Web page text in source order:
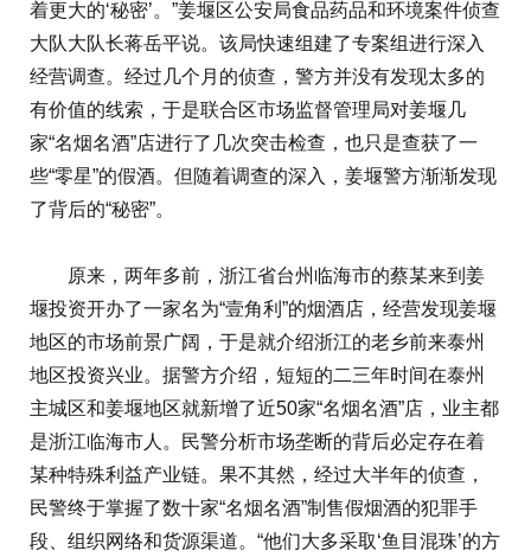
着更大的‘秘密’。”姜堰区公安局食品药品和环境案件侦查
大队大队长蒋岳平说。该局快速组建了专案组进行深入
经营调查。经过几个月的侦查，警方并没有发现太多的
有价值的线索，于是联合区市场监督管理局对姜堰几
家“名烟名酒”店进行了几次突击检查，也只是查获了一
些“零星”的假酒。但随着调查的深入，姜堰警方渐渐发现
了背后的“秘密”。
原来，两年多前，浙江省台州临海市的蔡某来到姜
堰投资开办了一家名为“壹角利”的烟酒店，经营发现姜堰
地区的市场前景广阔，于是就介绍浙江的老乡前来泰州
地区投资兴业。据警方介绍，短短的二三年时间在泰州
主城区和姜堰地区就新增了近50家“名烟名酒”店，业主都
是浙江临海市人。民警分析市场垄断的背后必定存在着
某种特殊利益产业链。果不其然，经过大半年的侦查，
民警终于掌握了数十家“名烟名酒”制售假烟酒的犯罪手
段、组织网络和货源渠道。“他们大多采取‘鱼目混珠’的方